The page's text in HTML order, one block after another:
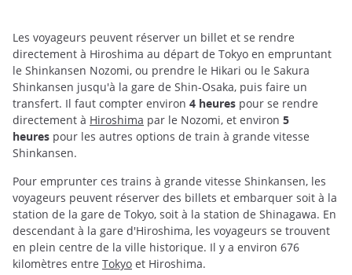
Les voyageurs peuvent réserver un billet et se rendre
directement à Hiroshima au départ de Tokyo en empruntant
le Shinkansen Nozomi, ou prendre le Hikari ou le Sakura
Shinkansen jusqu'à la gare de Shin-Osaka, puis faire un
transfert. Il faut compter environ 4 heures pour se rendre
directement à Hiroshima par le Nozomi, et environ 5
heures pour les autres options de train à grande vitesse
Shinkansen.
Pour emprunter ces trains à grande vitesse Shinkansen, les
voyageurs peuvent réserver des billets et embarquer soit à la
station de la gare de Tokyo, soit à la station de Shinagawa. En
descendant à la gare d'Hiroshima, les voyageurs se trouvent
en plein centre de la ville historique. Il y a environ 676
kilomètres entre Tokyo et Hiroshima.